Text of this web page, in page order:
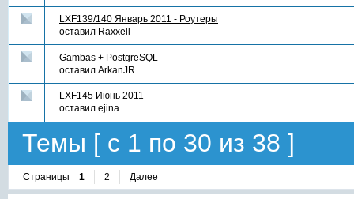
LXF139/140 Январь 2011 - Роутеры
оставил Raxxell
Gambas + PostgreSQL
оставил ArkanJR
LXF145 Июнь 2011
оставил ejina
Темы [ с 1 по 30 из 38 ]
Страницы 1 2 Далее